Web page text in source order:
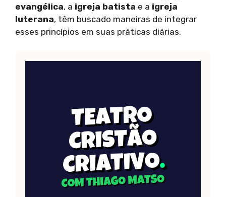
evangélica, a igreja batista e a igreja
luterana, têm buscado maneiras de integrar
esses princípios em suas práticas diárias.